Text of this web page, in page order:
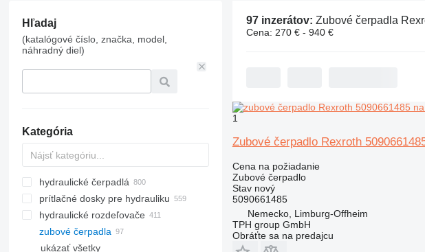
Hľadaj
(katalógové číslo, značka, model,
náhradný diel)
Kategória
hydraulické čerpadlá
prítlačné dosky pre hydrauliku
hydraulické rozdeľovače
zubové čerpadla
ukázať všetky
97 inzerátov: Zubové čerpadla
Cena: 270 € - 940 €
1
Zubové čerpadlo Rexroth
Cena na požiadanie
Zubové čerpadlo
Stavnový
5090661485
Nemecko, Limburg-Offheim
TPH group GmbH
Obráťte sa na predajcu